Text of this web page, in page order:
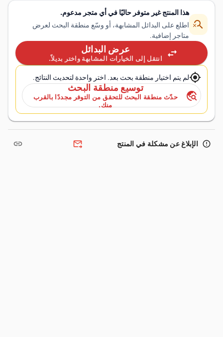
search_off
هذا المنتج غير متوفر حاليًا في أي متجر مدعوم.
اطلع على البدائل المشابهة، أو وسّع منطقة البحث لعرض
متاجر إضافية.
swap_horiz عرض البدائل
انتقل إلى الخيارات المشابهة واختر بديلاً.
my_locationلم يتم اختيار منطقة بحث بعد. اختر واحدة لتحديث النتائج.
travel_explore
توسيع منطقة البحث
حدّث منطقة البحث للتحقق من التوفر مجددًا بالقرب
منك.
error_outline الإبلاغ عن مشكلة في المنتج forward_to_inbox
link